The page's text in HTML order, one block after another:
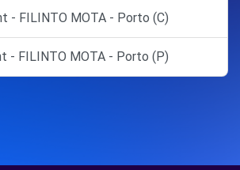
- FILINTO MOTA - Porto (C)
- FILINTO MOTA - Porto (P)